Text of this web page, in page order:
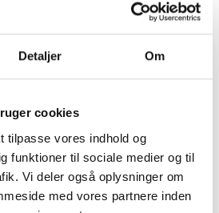
Detaljer Om
cookies
tilpasse vores indhold og
funktioner til sociale medier og til
Vi deler også oplysninger om
med vores partnere inden
: Man skal også kunne leve et
er slut. For selvom man
og tjenesten er endt, er livet
du bør have råd til din hverdag,
kl. 08.38